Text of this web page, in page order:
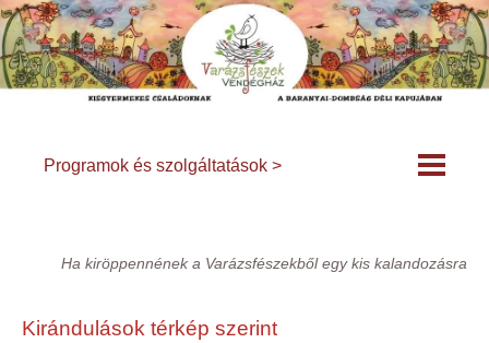
Programok és szolgáltatások >
Ha kiröppennének a Varázsfészekből egy kis kalandozásra
Kirándulások térkép szerint